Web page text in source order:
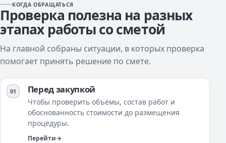
КОГДА ОБРАЩАТЬСЯ
Проверка полезна на разных
этапах работы со сметой
На главной собраны ситуации, в которых проверка
помогает принять решение по смете.
Перед закупкой
Чтобы проверить объёмы, состав работ и
обоснованность стоимости до размещения
процедуры.
Перейти